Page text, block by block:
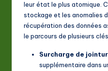
leur état le plus atomique.
stockage et les anomalies
récupération des données
le parcours de plusieurs
Surcharge de
supplémentaire dans